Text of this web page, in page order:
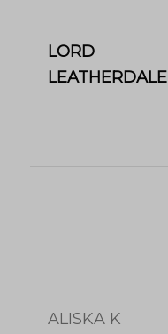
LORD
LEATHERDALE
ALISKA K